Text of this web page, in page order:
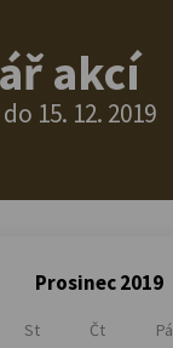
akcí
15. 12. 2019
Prosinec 2019
St Čt Pá